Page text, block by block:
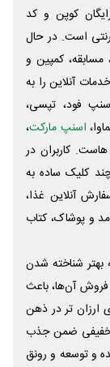
کوپن و کد
است. در حال
کمپین و
آنلاین را به
فود، تپسی،
اسنپ مارکت،
کاربران در
کلیک ساده به
آنلاین غذا،
مد و پوشاک، کتاب
بهتر شناخته شدن
فروش آن‌ها، باعث
تر در ذهن
ضمن جذب
و توسعه و رونق